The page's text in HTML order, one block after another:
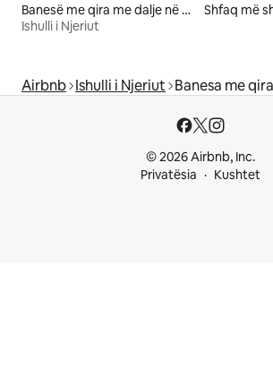
Banesë me qira me dalje në plazh
Ishulli i Njeriut
Shfaq më
Airbnb Ishulli i Njeriut Banesa me
© 2026 Airbnb, Inc.
Privatësia
Kushtet